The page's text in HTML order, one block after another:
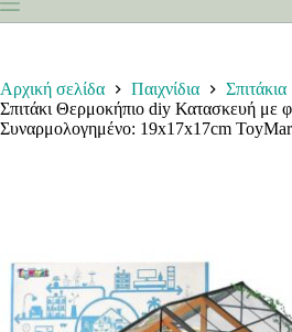
Αρχική σελίδα Παιχνίδια
Σπιτάκια
Σπιτάκι Θερμοκήπιο diy Κατασκευή με
Συναρμολογημένο: 19x17x17cm